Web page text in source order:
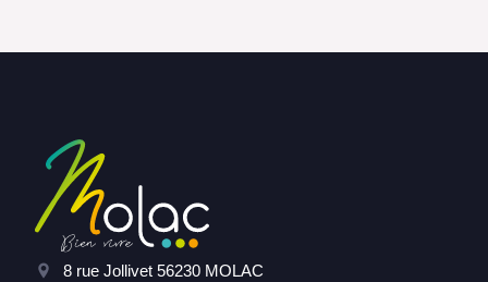
8 rue Jollivet 56230 MOLAC